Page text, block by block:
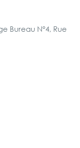
Bureau N°4, Rue